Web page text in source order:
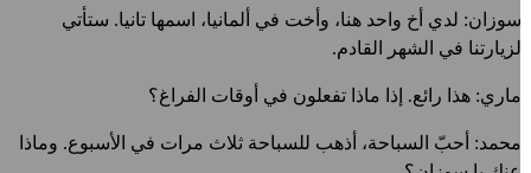
سوزان: لدي أخ واحد هنا، وأخت في ألمانيا، اسمها تانيا. ستأتي
لزيارتنا في الشهر القادم.
ماري: هذا رائع. إذا ماذا تفعلون في أوقات الفراغ؟
محمد: أحبّ السباحة، أذهب للسباحة ثلاث مرات في الأسبوع. وماذا